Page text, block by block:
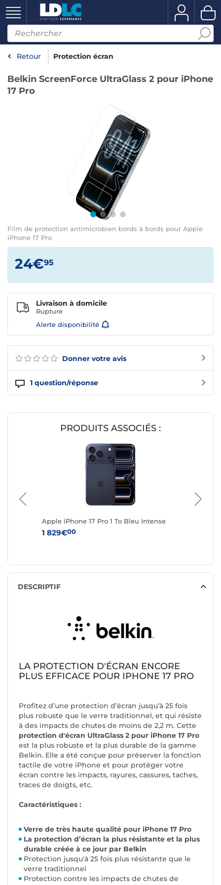
Retour Protection écran
Belkin ScreenForce UltraGlass 2 pour iPhone
17 Pro
Film de protection antimicrobien bords à bords pour Apple
iPhone 17 Pro
Donner votre avis
1 question/réponse
24€95
Livraison à domicile
Rupture
Alerte disponibilité
PRODUITS ASSOCIÉS :
Apple iPhone 17 Pro 1 To Bleu Intense
1 829€00
DESCRIPTIF
LA PROTECTION D'ÉCRAN ENCORE
PLUS EFFICACE POUR IPHONE 17 PRO
Profitez d’une protection d’écran jusqu’à 25 fois
plus robuste que le verre traditionnel, et qui résiste
à des impacts de chutes de moins de 2,2 m. Cette
protection d'écran UltraGlass 2 pour iPhone 17 Pro
est la plus robuste et la plus durable de la gamme
Belkin. Elle a été conçue pour préserver la fonction
tactile de votre iPhone et pour protéger votre
écran contre les impacts, rayures, cassures, taches,
traces de doigts, etc.
Caractéristiques :
Verre de très haute qualité pour iPhone 17 Pro
La protection d’écran la plus résistante et la plus
durable créée à ce jour par Belkin
Protection jusqu'à 25 fois plus résistante que le
verre traditionnel
Protection contre les impacts de chutes de